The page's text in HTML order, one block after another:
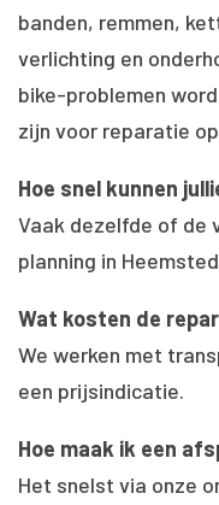
banden, remmen,
verlichting en
bike-problemen
zijn voor reparatie
Hoe snel kunnen
Vaak dezelfde of de
planning in
Wat kosten de
We werken met
een prijsindicatie.
Hoe maak ik een
Het snelst via onze